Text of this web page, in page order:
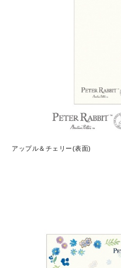
アップル＆チェリー(表面)